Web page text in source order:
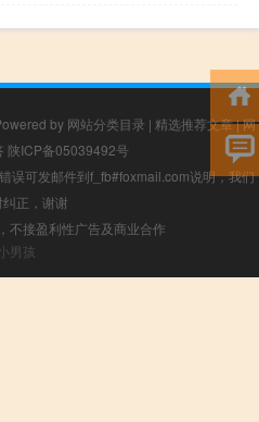
by 网站分类目录 | 精选推荐文章|网
陕ICP备05039492号
误可发邮件到f_fb#foxmail.com说明，我们
正，谢谢
不接盈利性广告及商业合作
男孩